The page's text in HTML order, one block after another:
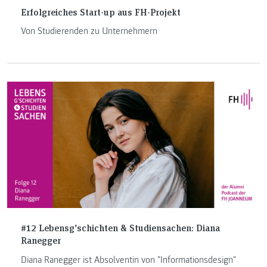
Erfolgreiches Start-up aus FH-Projekt
Von Studierenden zu Unternehmern
#12 Lebensg’schichten & Studiensachen: Diana
Ranegger
Diana Ranegger ist Absolventin von "Informationsdesign"